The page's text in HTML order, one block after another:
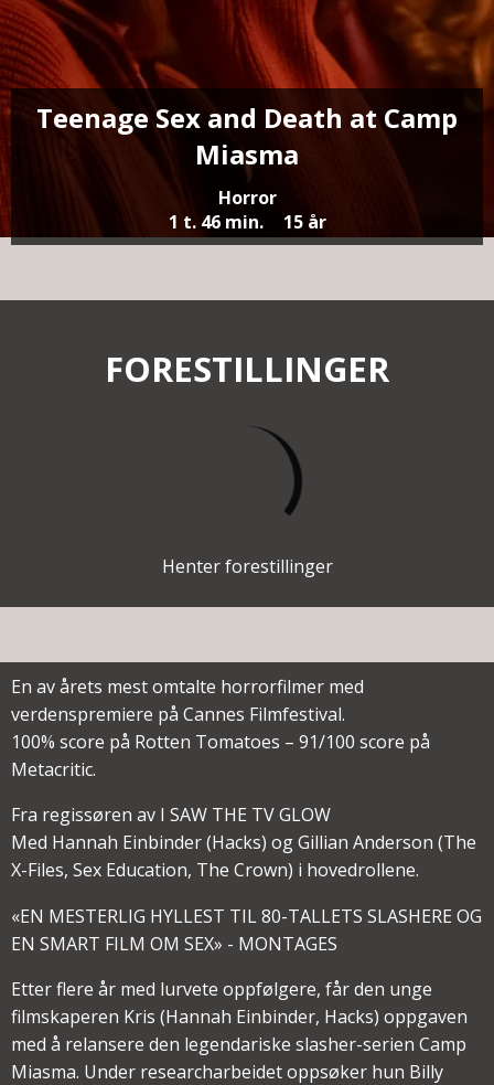
Teenage Sex and Death at Camp
Miasma
Horror
1 t. 46 min.
15 år
FORESTILLINGER
Henter forestillinger
En av årets mest omtalte horrorfilmer med
verdenspremiere på Cannes Filmfestival.
100% score på Rotten Tomatoes – 91/100 score på
Metacritic.
Fra regissøren av I SAW THE TV GLOW
Med Hannah Einbinder (Hacks) og Gillian Anderson (The
X-Files, Sex Education, The Crown) i hovedrollene.
«EN MESTERLIG HYLLEST TIL 80-TALLETS SLASHERE OG
EN SMART FILM OM SEX» - MONTAGES
Etter flere år med lurvete oppfølgere, får den unge
filmskaperen Kris (Hannah Einbinder, Hacks) oppgaven
med å relansere den legendariske slasher-serien Camp
Miasma. Under researcharbeidet oppsøker hun Billy